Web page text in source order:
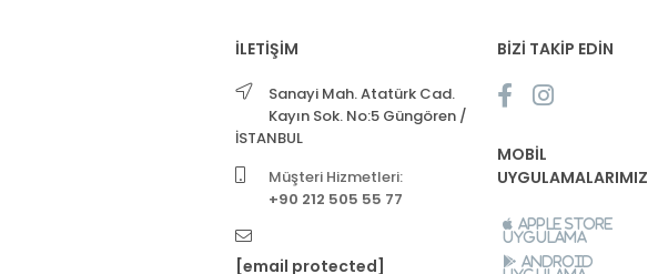
İLETİŞİM
Sanayi Mah. Atatürk Cad.
Kayın Sok. No:5 Güngören /
İSTANBUL
Müşteri Hizmetleri:
+90 212 505 55 77
[email protected]
BİZİ TAKİP EDİN
MOBİL
UYGULAMALARIMIZ
Apple Store
Uygulama
Android